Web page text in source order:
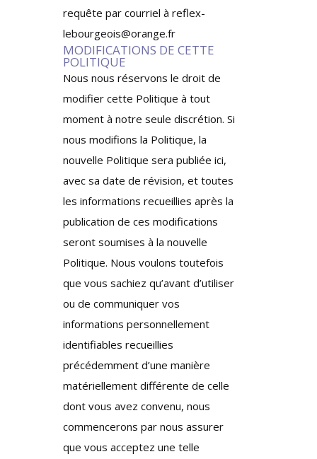
requête par courriel à reflex-
lebourgeois@orange.fr
MODIFICATIONS DE CETTE
POLITIQUE
Nous nous réservons le droit de
modifier cette Politique à tout
moment à notre seule discrétion. Si
nous modifions la Politique, la
nouvelle Politique sera publiée ici,
avec sa date de révision, et toutes
les informations recueillies après la
publication de ces modifications
seront soumises à la nouvelle
Politique. Nous voulons toutefois
que vous sachiez qu’avant d’utiliser
ou de communiquer vos
informations personnellement
identifiables recueillies
précédemment d’une manière
matériellement différente de celle
dont vous avez convenu, nous
commencerons par nous assurer
que vous acceptez une telle